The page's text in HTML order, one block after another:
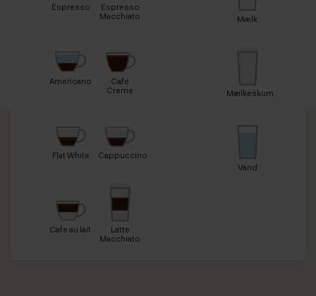
Espresso
Espresso
Macchiato
Americano
Cafe
Creme
Flat White Cappuccino
Cafe au lait
Latte
Macchiato
Mælk
Mælkeskum
Vand